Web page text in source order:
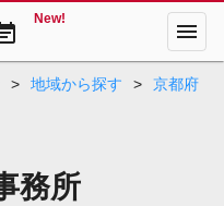
New! menu
> 地域から探す >
京都府
務所